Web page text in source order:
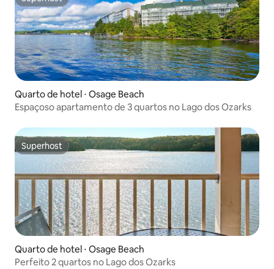
Superhost
Quarto de hotel ⋅ Osage Beach
Espaçoso apartamento de 3 quartos no Lago dos Ozarks
Superhost
Superhost
Quarto de hotel ⋅ Osage Beach
Perfeito 2 quartos no Lago dos Ozarks